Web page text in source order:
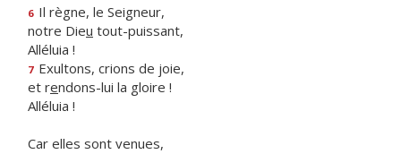
6 Il règne, le Seigneur,
notre Dieu tout-puissant,
Alléluia !
7 Exultons, crions de joie,
et rendons-lui la gloire !
Alléluia !
Car elles sont venues,